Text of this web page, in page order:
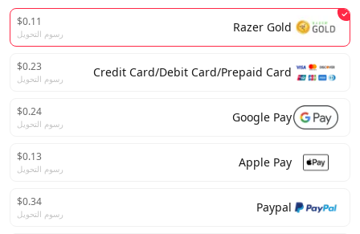
Razer Gold
$0.11
رسوم التحويل
Credit Card/Debit Card/Prepaid Card
$0.23
رسوم التحويل
Google Pay
$0.24
رسوم التحويل
Apple Pay
$0.13
رسوم التحويل
Paypal
$0.34
رسوم التحويل